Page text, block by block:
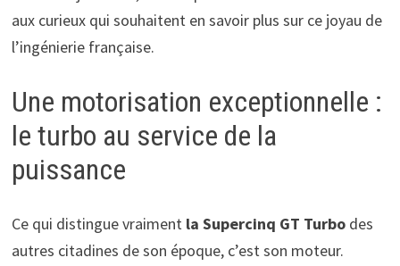
aux curieux qui souhaitent en savoir plus sur ce joyau de
l’ingénierie française.
Une motorisation exceptionnelle :
le turbo au service de la
puissance
Ce qui distingue vraimentla Supercinq GT Turbodes
autres citadines de son époque, c’est son moteur.